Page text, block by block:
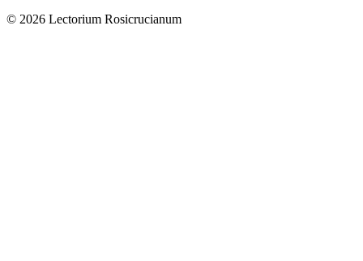
© 2026 Lectorium Rosicrucianum